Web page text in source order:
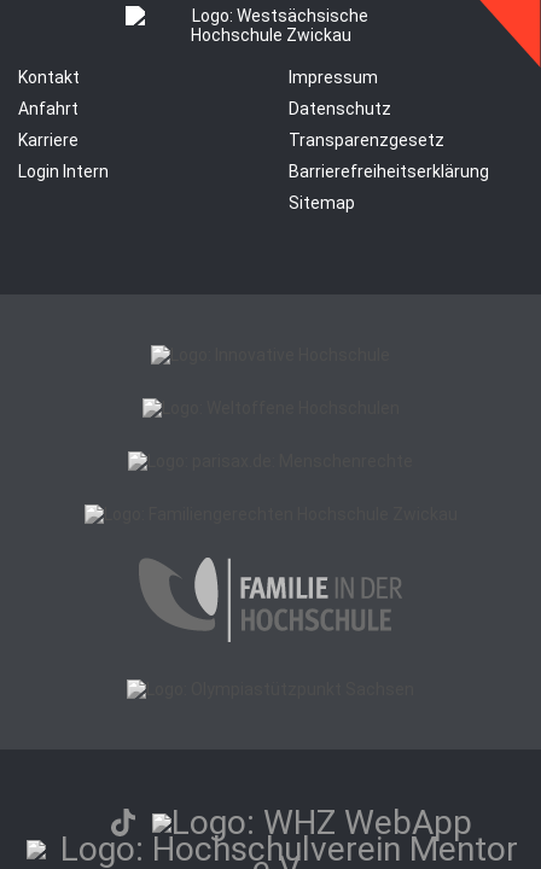
Kontakt
Anfahrt
Karriere
Login Intern
Impressum
Datenschutz
Transparenzgesetz
Barrierefreiheitserklärung
Sitemap